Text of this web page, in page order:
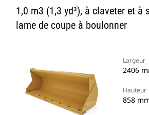
1,0 m3 (1,3 yd³), à claveter et à
lame de coupe à boulonner
Largeur
2406
Hauteur
858